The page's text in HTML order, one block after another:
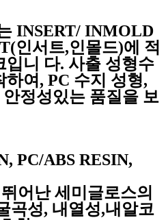
INSERT/ INMOLD
인서트,인몰드)에 적
입니 다. 사출 성형수
여, PC 수지 성형,
정성있는 품질을 보
PC/ABS RESIN,
어난 세미글로스의
곡성, 내열성,내알코